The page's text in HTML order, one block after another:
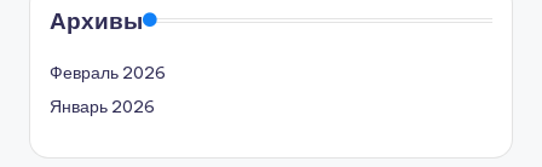
Архивы
Февраль 2026
Январь 2026